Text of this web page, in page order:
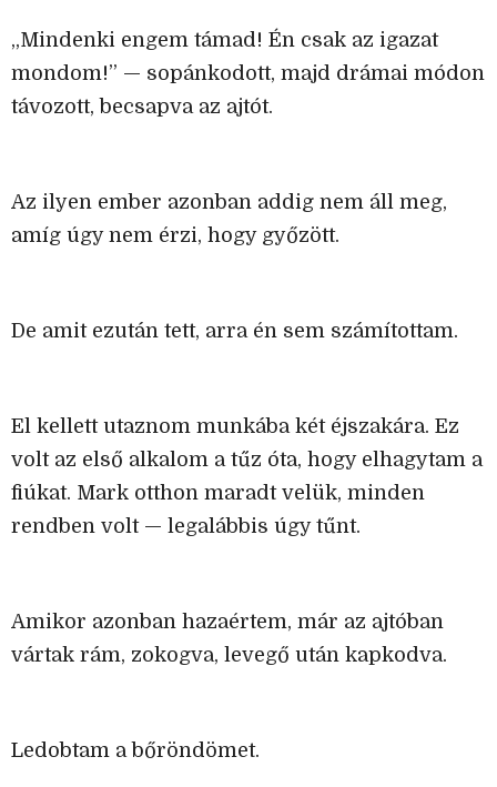
„Mindenki engem támad! Én csak az igazat
mondom!” — sopánkodott, majd drámai módon
távozott, becsapva az ajtót.
Az ilyen ember azonban addig nem áll meg,
amíg úgy nem érzi, hogy győzött.
De amit ezután tett, arra én sem számítottam.
El kellett utaznom munkába két éjszakára. Ez
volt az első alkalom a tűz óta, hogy elhagytam a
fiúkat. Mark otthon maradt velük, minden
rendben volt — legalábbis úgy tűnt.
Amikor azonban hazaértem, már az ajtóban
vártak rám, zokogva, levegő után kapkodva.
Ledobtam a bőröndömet.